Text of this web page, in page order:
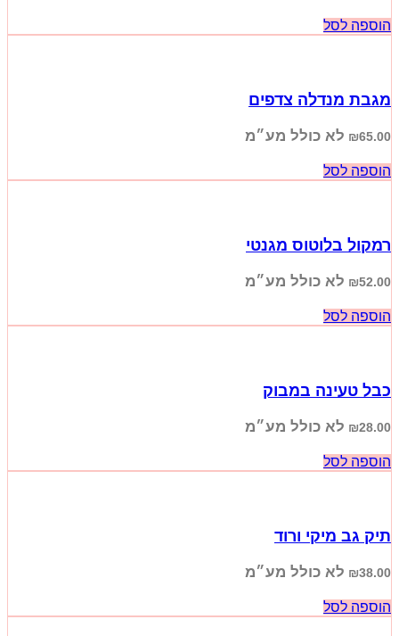
הוספה לסל
מגבת מנדלה צדפים
₪65.00 לא כולל מע״מ
הוספה לסל
רמקול בלוטוס מגנטי
₪52.00 לא כולל מע״מ
הוספה לסל
כבל טעינה במבוק
₪28.00 לא כולל מע״מ
הוספה לסל
תיק גב מיקי ורוד
₪38.00 לא כולל מע״מ
הוספה לסל